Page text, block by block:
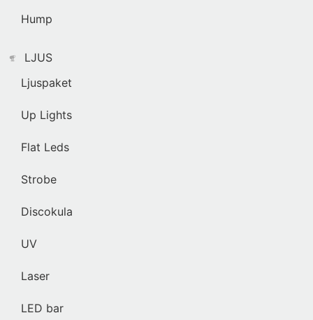
Hump
LJUS
Ljuspaket
Up Lights
Flat Leds
Strobe
Discokula
UV
Laser
LED bar